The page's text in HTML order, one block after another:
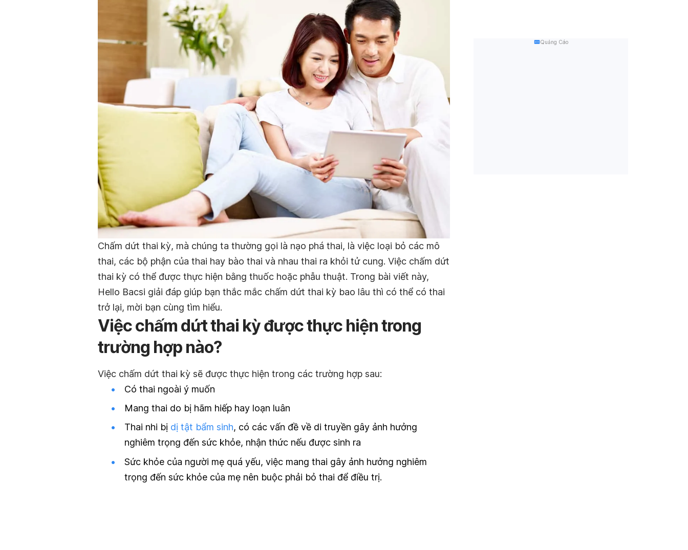
Chấm dứt thai kỳ, mà chúng ta thường gọi là nạo phá thai, là việc loại bỏ các mô
thai, các bộ phận của thai hay bào thai và nhau thai ra khỏi tử cung. Việc chấm dứt
thai kỳ có thể được thực hiện bằng thuốc hoặc phẫu thuật. Trong bài viết này,
Hello Bacsi giải đáp giúp bạn thắc mắc chấm dứt thai kỳ bao lâu thì có thể có thai
trở lại, mời bạn cùng tìm hiểu.
Việc chấm dứt thai kỳ được thực hiện trong
trường hợp nào?
Việc chấm dứt thai kỳ sẽ được thực hiện trong các trường hợp sau:
Có thai ngoài ý muốn
Mang thai do bị hãm hiếp hay loạn luân
Thai nhi bị dị tật bẩm sinh, có các vấn đề về di truyền gây ảnh hưởng
nghiêm trọng đến sức khỏe, nhận thức nếu được sinh ra
Sức khỏe của người mẹ quá yếu, việc mang thai gây ảnh hưởng nghiêm
trọng đến sức khỏe của mẹ nên buộc phải bỏ thai để điều trị.
Quảng Cáo